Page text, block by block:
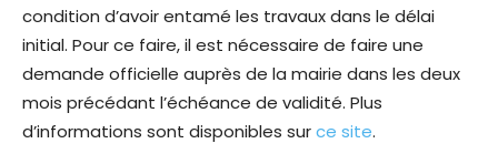
condition d’avoir entamé les travaux dans le délai
initial. Pour ce faire, il est nécessaire de faire une
demande officielle auprès de la mairie dans les deux
mois précédant l’échéance de validité. Plus
d’informations sont disponibles surce site.